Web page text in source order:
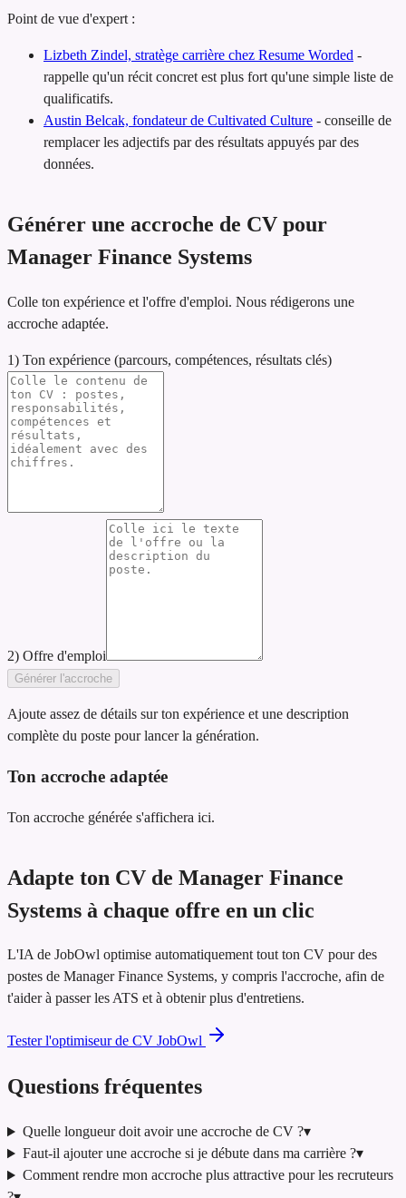
Point de vue d'expert :
Lizbeth Zindel, stratège carrière chez Resume Worded -
rappelle qu'un récit concret est plus fort qu'une simple liste de
qualificatifs.
Austin Belcak, fondateur de Cultivated Culture - conseille de
remplacer les adjectifs par des résultats appuyés par des
données.
Générer une accroche de CV pour
Manager Finance Systems
Colle ton expérience et l'offre d'emploi. Nous rédigerons une
accroche adaptée.
1) Ton expérience (parcours, compétences, résultats clés)
2) Offre d'emploi
Générer l'accroche
Ajoute assez de détails sur ton expérience et une description
complète du poste pour lancer la génération.
Ton accroche adaptée
Ton accroche générée s'affichera ici.
Adapte ton CV de Manager Finance
Systems à chaque offre en un clic
L'IA de JobOwl optimise automatiquement tout ton CV pour des
postes de Manager Finance Systems, y compris l'accroche, afin de
t'aider à passer les ATS et à obtenir plus d'entretiens.
Tester l'optimiseur de CV JobOwl
Questions fréquentes
Quelle longueur doit avoir une accroche de CV ?▾
Faut-il ajouter une accroche si je débute dans ma carrière ?▾
Comment rendre mon accroche plus attractive pour les recruteurs